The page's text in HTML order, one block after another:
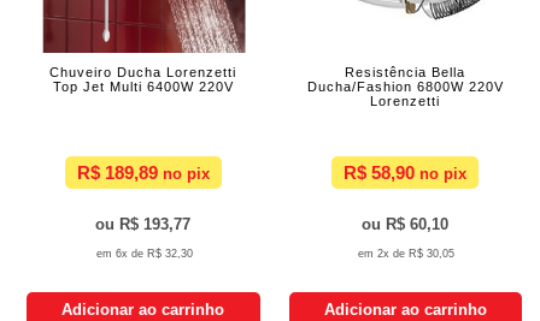
Chuveiro Ducha Lorenzetti
Top Jet Multi 6400W 220V
R$ 189,89
R$ 193,77
6x de R$ 32,30
Adicionar ao carrinho
Resistência Bella
Ducha/Fashion 6800W 220V
Lorenzetti
R$ 58,90
R$ 60,10
2x de R$ 30,05
Adicionar ao carrinho